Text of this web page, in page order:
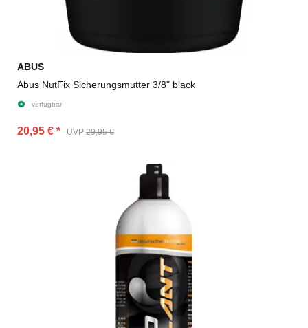
ABUS
Abus NutFix Sicherungsmutter 3/8" black
verfügbar
20,95 € * UVP 29,95 €